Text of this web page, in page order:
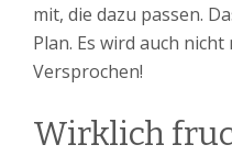
mit, die dazu passen.
Plan. Es wird auch
Versprochen!
Wirklich